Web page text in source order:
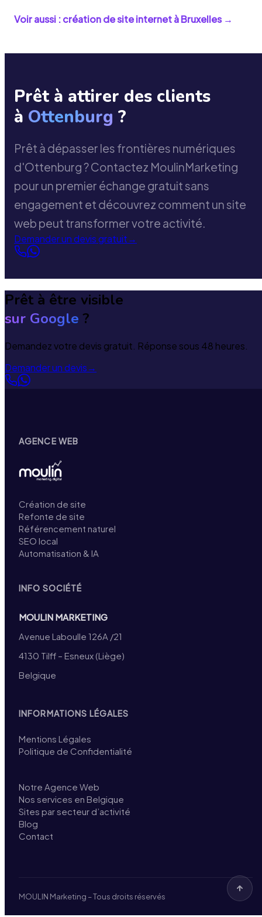
Voir aussi : création de site internet àBruxelles→
Prêt à attirer des clients
à Ottenburg ?
Prêt à dépasser les frontières numériques
d'Ottenburg ? Contactez MoulinMarketing
pour un premier échange gratuit sans
engagement et découvrez comment un site
web peut transformer votre activité.
Demander un devis gratuit→
Prêt à être visible
sur Google ?
Demandez votre devis gratuit. Réponse sous 48 heures.
Demander un devis→
AGENCE WEB
Création de site
Refonte de site
Référencement naturel
SEO local
Automatisation & IA
INFO SOCIÉTÉ
MOULIN MARKETING
Avenue Laboulle 126A /21
4130 Tilff – Esneux (Liège)
Belgique
INFORMATIONS LÉGALES
Mentions Légales
Politique de Confidentialité
Notre Agence Web
Nos services en Belgique
Sites par secteur d’activité
Blog
Contact
MOULIN Marketing – Tous droits réservés